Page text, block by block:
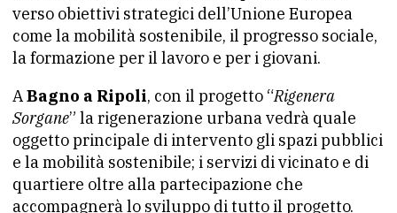
verso obiettivi strategici dell’Unione Europea
come la mobilità sostenibile, il progresso sociale,
la formazione per il lavoro e per i giovani.
ABagno a Ripoli, con il progetto “Rigenera
Sorgane” la rigenerazione urbana vedrà quale
oggetto principale di intervento gli spazi pubblici
e la mobilità sostenibile; i servizi di vicinato e di
quartiere oltre alla partecipazione che
accompagnerà lo sviluppo di tutto il progetto.